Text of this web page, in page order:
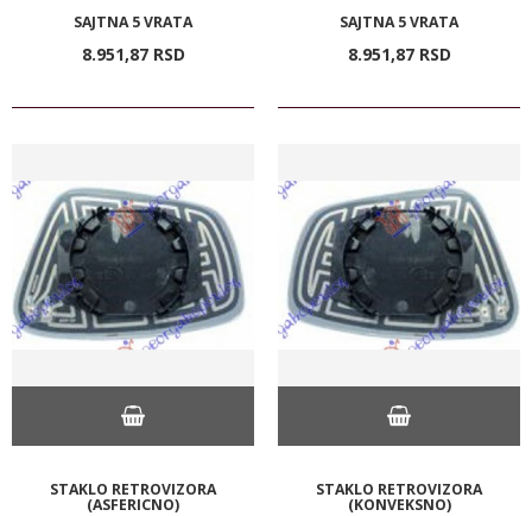
SAJTNA 5 VRATA
8.951,87 RSD
SAJTNA 5 VRATA
8.951,87 RSD
STAKLO RETROVIZORA
(ASFERICNO)
STAKLO RETROVIZORA
(KONVEKSNO)